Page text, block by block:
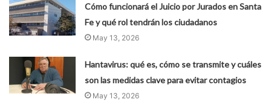
Cómo funcionará el Juicio por Jurados en Santa
Fe y qué rol tendrán los ciudadanos
May 13, 2026
Hantavirus: qué es, cómo se transmite y cuáles
son las medidas clave para evitar contagios
May 13, 2026